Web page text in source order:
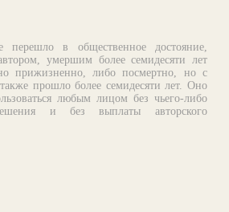
перешло в общественное достояние,
умершим более семидесяти лет
прижизненно, либо посмертно, но с
прошло более семидесяти лет. Оно
любым лицом без чьего-либо
и без выплаты авторского